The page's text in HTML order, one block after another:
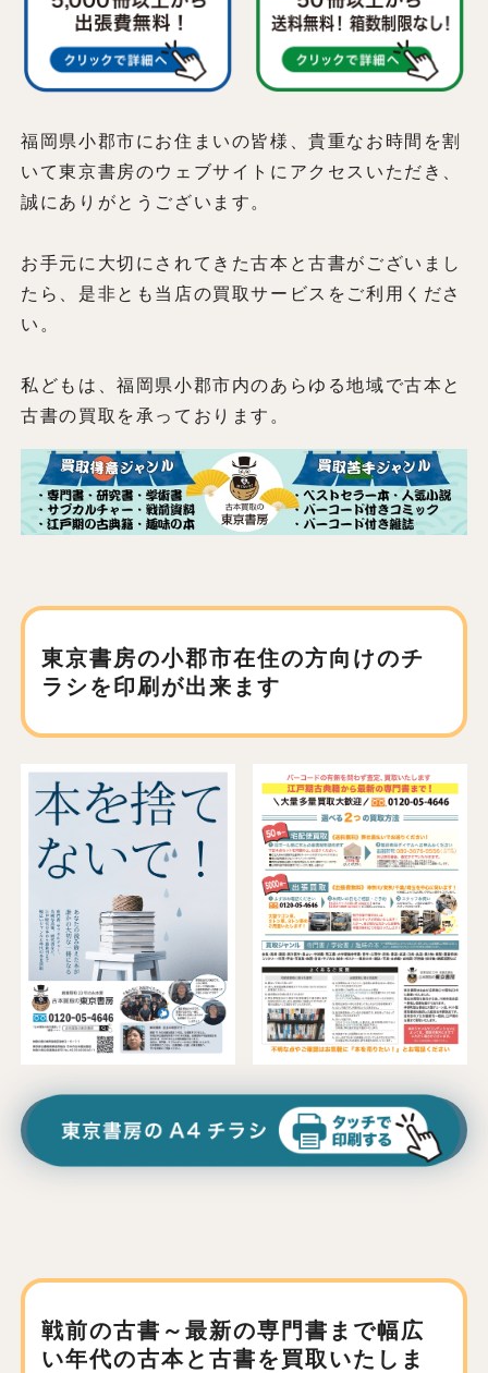
福岡県小郡市にお住まいの皆様、貴重なお時間を割
いて東京書房のウェブサイトにアクセスいただき、
誠にありがとうございます。
お手元に大切にされてきた古本と古書がございまし
たら、是非とも当店の買取サービスをご利用くださ
い。
私どもは、福岡県小郡市内のあらゆる地域で古本と
古書の買取を承っております。
東京書房の小郡市在住の方向けのチ
ラシを印刷が出来ます
戦前の古書～最新の専門書まで幅広
い年代の古本と古書を買取いたしま